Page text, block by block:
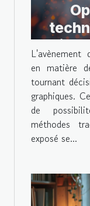
en matière
tournant
graphiques.
de
méthodes
exposé se...